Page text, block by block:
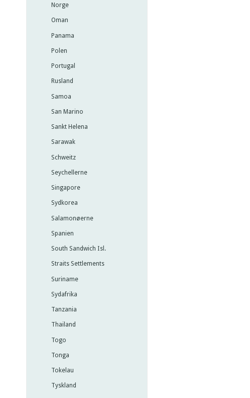
Norge
Oman
Panama
Polen
Portugal
Rusland
Samoa
San Marino
Sankt Helena
Sarawak
Schweitz
Seychellerne
Singapore
Sydkorea
Salamonøerne
Spanien
South Sandwich Isl.
Straits Settlements
Suriname
Sydafrika
Tanzania
Thailand
Togo
Tonga
Tokelau
Tyskland